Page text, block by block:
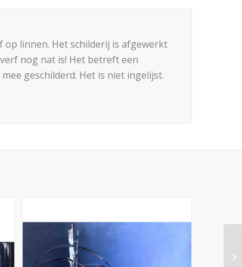
op linnen. Het schilderij is afgewerkt
nog nat is! Het betreft een
geschilderd. Het is niet ingelijst.